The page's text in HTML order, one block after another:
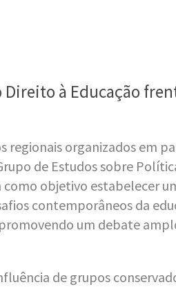
à Educação
regionais organizados em
de Estudos sobre
como objetivo estabelecer
contemporâneos da
um debate
de grupos